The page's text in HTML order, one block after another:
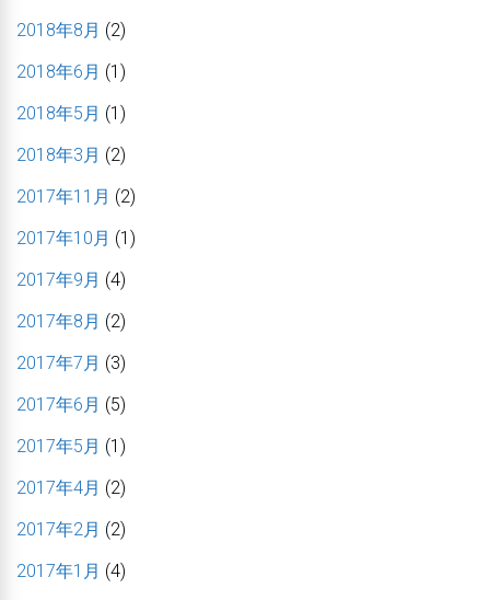
2018年8月 (2)
2018年6月 (1)
2018年5月 (1)
2018年3月 (2)
2017年11月 (2)
2017年10月 (1)
2017年9月 (4)
2017年8月 (2)
2017年7月 (3)
2017年6月 (5)
2017年5月 (1)
2017年4月 (2)
2017年2月 (2)
2017年1月 (4)